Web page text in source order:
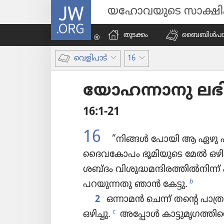
JW.ORG യഹോവയുടെ
തുടക്കം
വെളിപാട്‌ 16
യോഹ​ന്നാ​നു
16:1-21
16
“നിങ്ങൾ പോയി ആ ഏഴു
ദൈവകോ​പം ഭൂമി​യു​ടെ മേൽ
ശബ്ദം
പറയു​ന്നതു ഞാൻ കേട്ടു. b
2 ഒന്നാമൻ ചെന്ന്‌ തന്റെ
ഒഴിച്ചു. c അപ്പോൾ